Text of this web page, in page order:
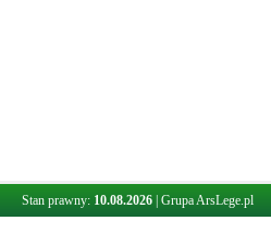
Stan prawny: 10.08.2026 Grupa ArsLege.pl